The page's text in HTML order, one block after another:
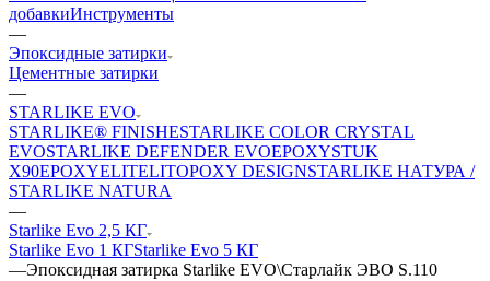
добавкиИнструменты
—
Эпоксидные затирки
Цементные затирки
—
STARLIKE EVO
STARLIKE® FINISHESTARLIKE COLOR CRYSTAL
EVOSTARLIKE DEFENDER EVOEPOXYSTUK
X90EPOXYELITELITOPOXY DESIGNSTARLIKE НАТУРА /
STARLIKE NATURA
—
Starlike Evo 2,5 КГ
Starlike Evo 1 КГStarlike Evo 5 КГ
—Эпоксидная затирка Starlike EVO\Старлайк ЭВО S.110